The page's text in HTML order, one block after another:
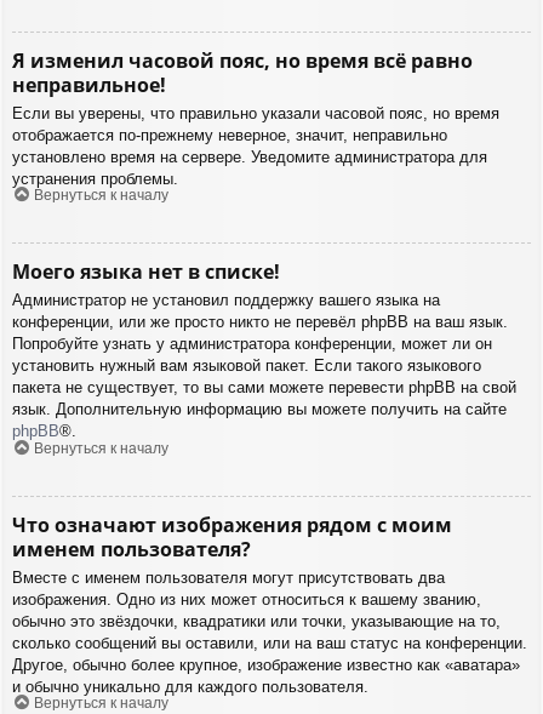
Я изменил часовой пояс, но время всё равно
неправильное!
Если вы уверены, что правильно указали часовой пояс, но время
отображается по-прежнему неверное, значит, неправильно
установлено время на сервере. Уведомите администратора для
устранения проблемы.
Вернуться к началу
Моего языка нет в списке!
Администратор не установил поддержку вашего языка на
конференции, или же просто никто не перевёл phpBB на ваш язык.
Попробуйте узнать у администратора конференции, может ли он
установить нужный вам языковой пакет. Если такого языкового
пакета не существует, то вы сами можете перевести phpBB на свой
язык. Дополнительную информацию вы можете получить на сайте
phpBB®.
Вернуться к началу
Что означают изображения рядом с моим
именем пользователя?
Вместе с именем пользователя могут присутствовать два
изображения. Одно из них может относиться к вашему званию,
обычно это звёздочки, квадратики или точки, указывающие на то,
сколько сообщений вы оставили, или на ваш статус на конференции.
Другое, обычно более крупное, изображение известно как «аватара»
и обычно уникально для каждого пользователя.
Вернуться к началу